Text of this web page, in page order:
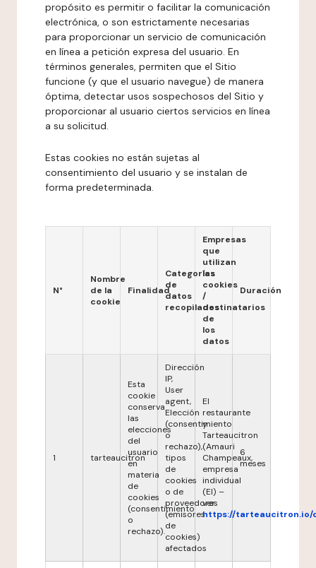
propósito es permitir o facilitar la comunicación
electrónica, o son estrictamente necesarias
para proporcionar un servicio de comunicación
en línea a petición expresa del usuario. En
términos generales, permiten que el Sitio
funcione (y que el usuario navegue) de manera
óptima, detectar usos sospechosos del Sitio y
proporcionar al usuario ciertos servicios en línea
a su solicitud.
Estas cookies no están sujetas al
consentimiento del usuario y se instalan de
forma predeterminada.
N°
Nombre
de la
cookie
Finalidad
Categorías
de
datos
recopilados
Empresas
que
utilizan
las
cookies
/
destinatarios
de
los
datos
Duración
1 tarteaucitron
Esta
cookie
conserva
las
elecciones
del
usuario
en
materia
de
cookies
(consentimiento
o
rechazo).
Dirección
IP,
User
agent,
Elección
(consentimiento
o
rechazo),
tipos
de
cookies
o de
proveedores
(emisores
de
cookies)
afectados
El
restaurante
y
Tarteaucitron
(Amauri
Champeaux,
empresa
individual
(EI) –
ver
https://tarteaucitron.io/
6
meses